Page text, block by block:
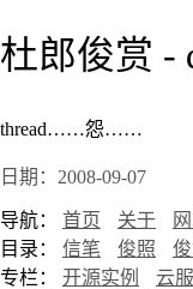
杜郎俊赏 -
thread……怨……
日期：2008-09-07
导航： 首页 关于
目录： 信笔 俊照
专栏： 开源实例 云